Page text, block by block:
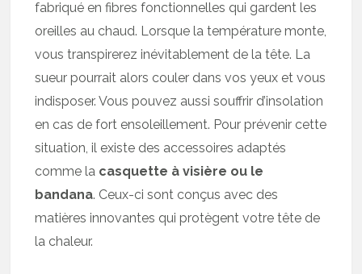
fabriqué en fibres fonctionnelles qui gardent les
oreilles au chaud. Lorsque la température monte,
vous transpirerez inévitablement de la tête. La
sueur pourrait alors couler dans vos yeux et vous
indisposer. Vous pouvez aussi souffrir d’insolation
en cas de fort ensoleillement. Pour prévenir cette
situation, il existe des accessoires adaptés
comme la casquette à visière ou le
bandana. Ceux-ci sont conçus avec des
matières innovantes qui protègent votre tête de
la chaleur.